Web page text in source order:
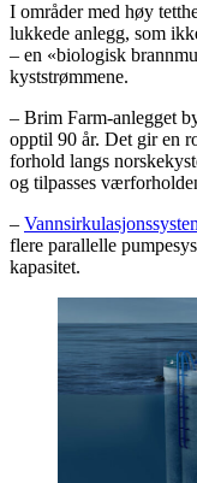
I områder med høy
lukkede anlegg, som
– en «biologisk
kyststrømmene.
– Brim Farm-anlegget
opptil 90 år. Det gir en
forhold langs
og tilpasses
–
flere parallelle
kapasitet.